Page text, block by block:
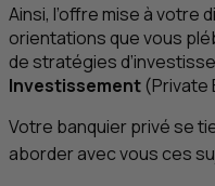
Ainsi, l’offre mise à votre
orientations que vous
de stratégies
Investissement (Private
Votre banquier privé se
aborder avec vous ces